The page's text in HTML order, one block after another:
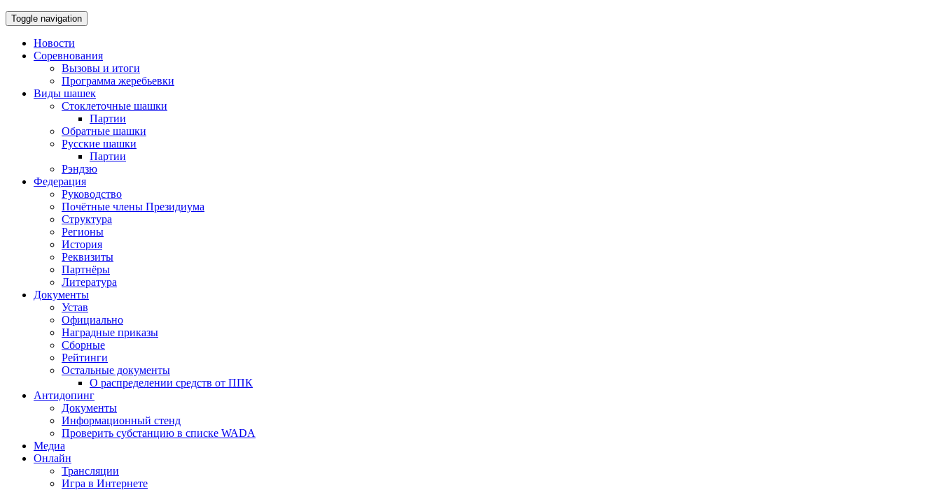
Toggle navigation
Новости
Соревнования
Вызовы и итоги
Программа жеребьевки
Виды шашек
Стоклеточные шашки
Партии
Обратные шашки
Русские шашки
Партии
Рэндзю
Федерация
Руководство
Почётные члены Президиума
Структура
Регионы
История
Реквизиты
Партнёры
Литература
Документы
Устав
Официально
Наградные приказы
Сборные
Рейтинги
Остальные документы
О распределении средств от ППК
Антидопинг
Документы
Информационный стенд
Проверить субстанцию в списке WADA
Медиа
Онлайн
Трансляции
Игра в Интернете